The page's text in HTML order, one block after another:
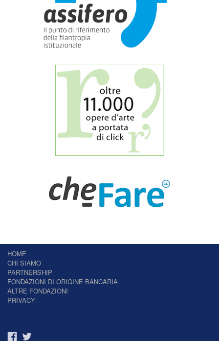
HOME
CHI SIAMO
PARTNERSHIP
FONDAZIONI DI ORIGINE BANCARIA
ALTRE FONDAZIONI
PRIVACY